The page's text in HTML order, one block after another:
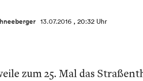
13.07.2016 , 20:32 Uhr
zum 25. Mal das